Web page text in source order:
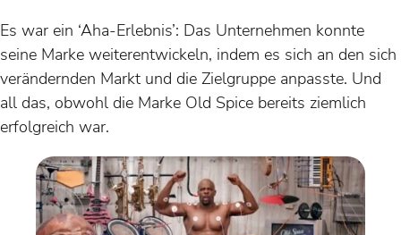
Es war ein ‘Aha-Erlebnis’: Das Unternehmen konnte
seine Marke weiterentwickeln, indem es sich an den sich
verändernden Markt und die Zielgruppe anpasste. Und
all das, obwohl die Marke Old Spice bereits ziemlich
erfolgreich war.